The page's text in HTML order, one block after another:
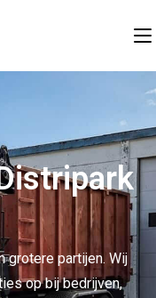
grotere partijen. Wij
op bij bedrijven,